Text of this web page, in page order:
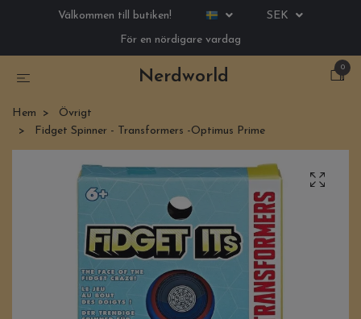
Välkommen till butiken!
SEK
För en nördigare vardag
Nerdworld
0
Hem
Övrigt
Fidget Spinner - Transformers -Optimus Prime